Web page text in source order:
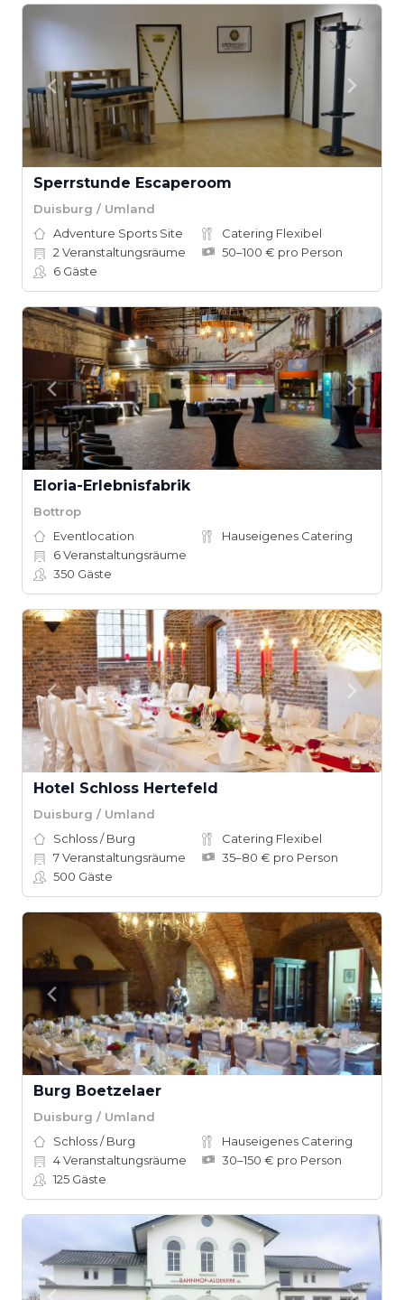
Sperrstunde Escaperoom
Duisburg / Umland
Adventure Sports Site
Catering Flexibel
2 Veranstaltungsräume
50–100 € pro Person
6 Gäste
Eloria-Erlebnisfabrik
Bottrop
Eventlocation
Hauseigenes Catering
6Veranstaltungsräume
350 Gäste
Hotel Schloss Hertefeld
Duisburg / Umland
Schloss / Burg
Catering Flexibel
7Veranstaltungsräume
35–80 € pro Person
500 Gäste
Burg Boetzelaer
Duisburg / Umland
Schloss / Burg
Hauseigenes Catering
4Veranstaltungsräume
30–150 € pro Person
125 Gäste